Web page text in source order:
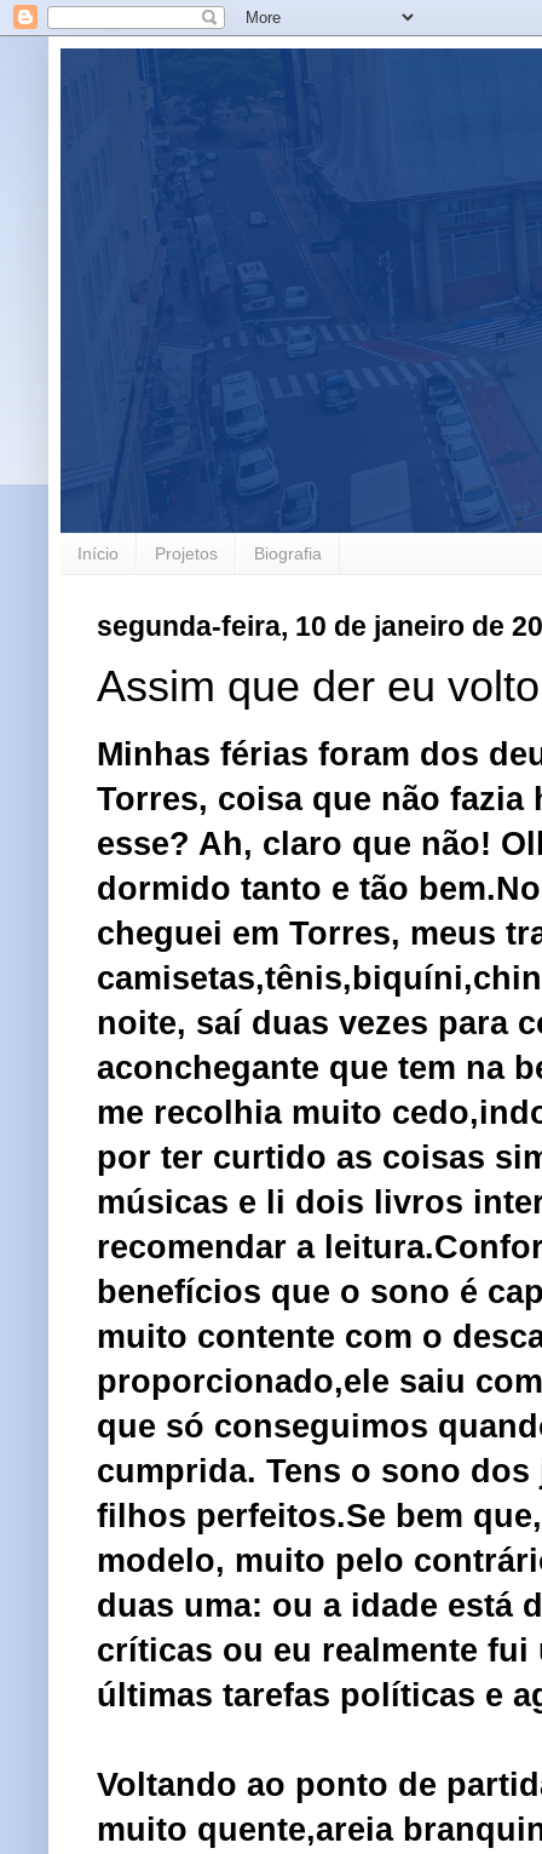
Início Projetos Biografia
segunda-feira, 10 de janeiro de
Assim que der eu volto
Minhas férias foram dos
Torres, coisa que não
esse? Ah, claro que não!
dormido tanto e tão
cheguei em Torres, meus
noite, saí duas vezes para
aconchegante que tem na
me recolhia muito
por ter curtido as coisas
músicas e li dois livros
recomendar a
benefícios que o sono é
muito contente com o
proporcionado,ele saiu
que só conseguimos
cumprida. Tens o sono
filhos perfeitos.Se bem
modelo, muito pelo
duas uma: ou a idade está
críticas ou eu realmente
últimas tarefas políticas e
Voltando ao ponto de
muito quente,areia